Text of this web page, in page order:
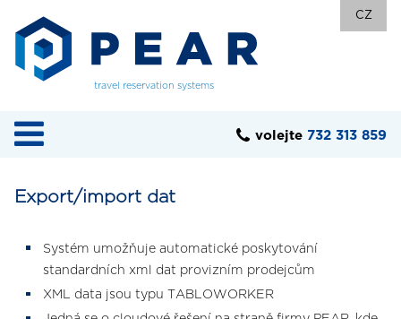
travel reservation systems
CZ
volejte 732 313 859
Export/import dat
Systém umožňuje automatické poskytování
standardních xml dat provizním prodejcům
XML data jsou typu TABLOWORKER